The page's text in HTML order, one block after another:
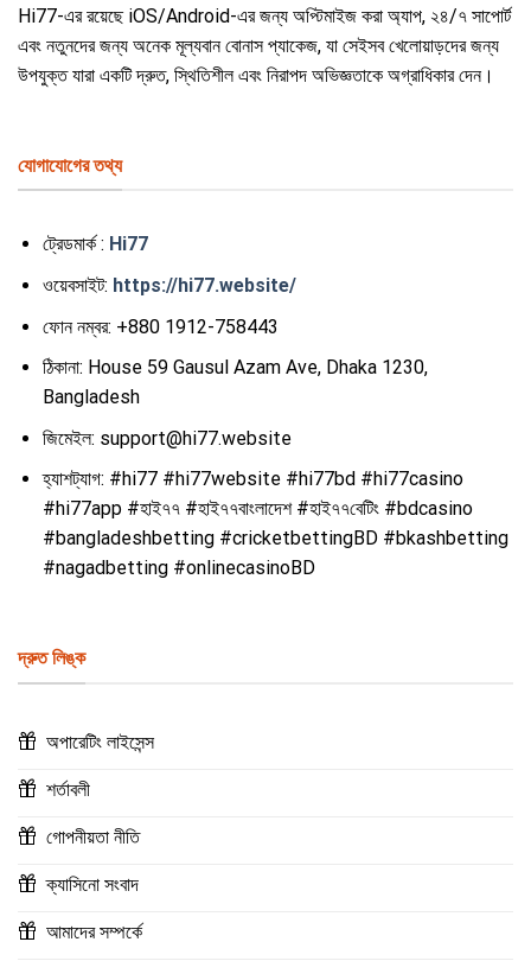
Hi77-এর রয়েছে iOS/Android-এর জন্য অপ্টিমাইজ করা অ্যাপ, ২৪/৭ সাপোর্ট
এবং নতুনদের জন্য অনেক মূল্যবান বোনাস প্যাকেজ, যা সেইসব খেলোয়াড়দের জন্য
উপযুক্ত যারা একটি দ্রুত, স্থিতিশীল এবং নিরাপদ অভিজ্ঞতাকে অগ্রাধিকার দেন।
যোগাযোগের তথ্য
ট্রেডমার্ক : Hi77
ওয়েবসাইট: https://hi77.website/
ফোন নম্বর: +880 1912-758443
ঠিকানা: House 59 Gausul Azam Ave, Dhaka 1230,
Bangladesh
জিমেইল: support@hi77.website
হ্যাশট্যাগ: #hi77 #hi77website #hi77bd #hi77casino
#hi77app #হাই৭৭ #হাই৭৭বাংলাদেশ #হাই৭৭বেটিং #bdcasino
#bangladeshbetting #cricketbettingBD #bkashbetting
#nagadbetting #onlinecasinoBD
দ্রুত লিঙ্ক
অপারেটিং লাইসেন্স
শর্তাবলী
গোপনীয়তা নীতি
ক্যাসিনো সংবাদ
আমাদের সম্পর্কে